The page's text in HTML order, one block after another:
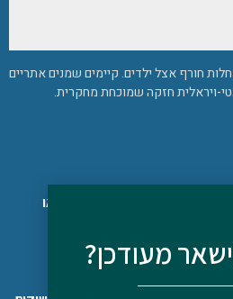
חורף אצל ילדים. קיימים שמנים אתריים
ויראלית חזקה שמוכחת מחקרית.
ובריאים – ללא גלוטן, פליאו
מעודכן?